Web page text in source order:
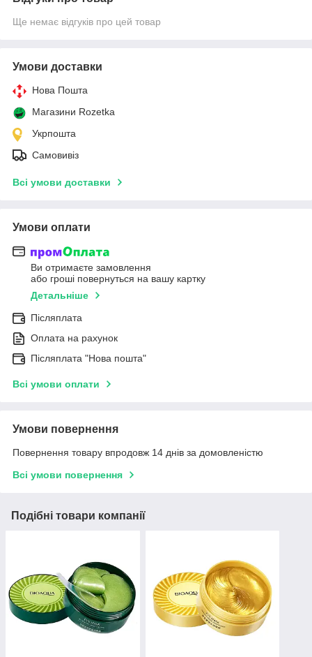
Ще немає відгуків про цей товар
Умови доставки
Нова Пошта
Магазини Rozetka
Укрпошта
Самовивіз
Всі умови доставки
Умови оплати
Ви отримаєте замовлення
або гроші повернуться на вашу картку
Детальніше
Післяплата
Оплата на рахунок
Післяплата "Нова пошта"
Всі умови оплати
Умови повернення
Повернення товару впродовж 14 днів за домовленістю
Всі умови повернення
Подібні товари компанії